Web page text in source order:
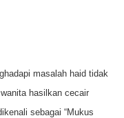
masalah haid tidak
hasilkan cecair
sebagai “Mukus